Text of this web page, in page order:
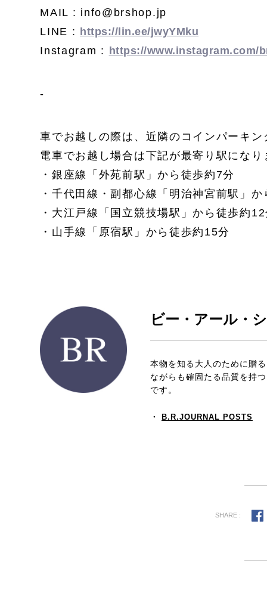
MAIL : info@brshop.jp
LINE : https://lin.ee/jwyYMku
Instagram : https://www.instagram.com/
-
車でお越しの際は、近隣のコインパーキ
電車でお越し場合は下記が最寄り駅になり
・銀座線「外苑前駅」から徒歩約7分
・千代田線・副都心線「明治神宮前駅」
・大江戸線「国立競技場駅」から徒歩約
・山手線「原宿駅」から徒歩約15分
ビー・アール・
本物を知る大人のために贈
ながらも確固たる品質を持
です。
・ B.R.JOURNAL POSTS
SHARE :